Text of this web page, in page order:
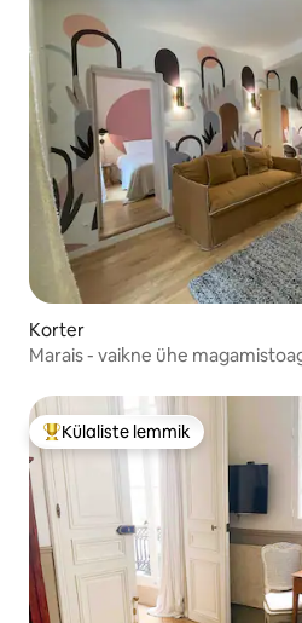
Korter
Marais - vaikne ühe
Külaliste suur lemmik
Külaliste lemmik